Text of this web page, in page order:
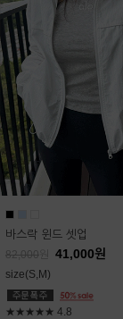
바스락 윈드 셋업
82,000 41,000원
size(S,M)
★★★★★ 4.8